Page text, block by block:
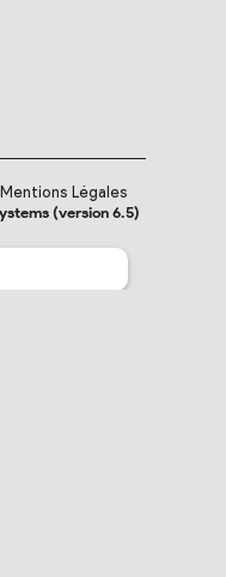
Mentions Légales
(version 6.5)